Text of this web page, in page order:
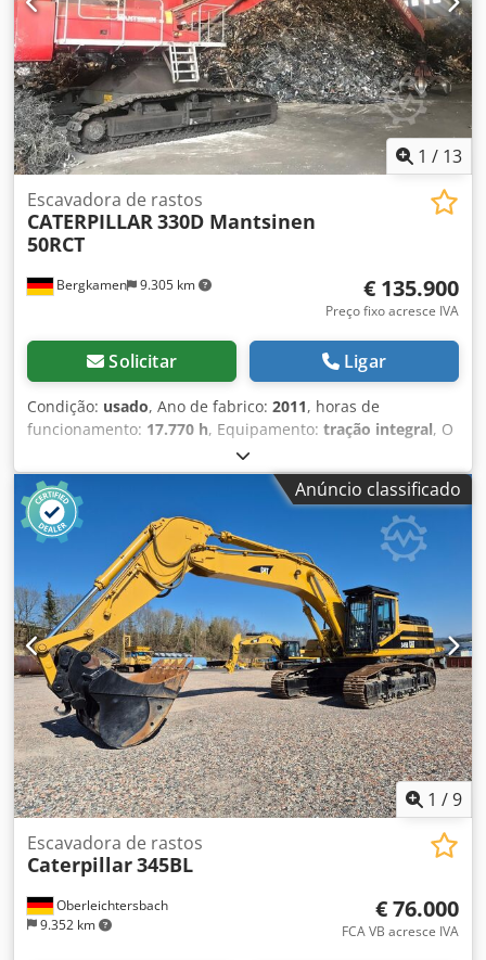
1 / 13
Bergkamen 9.305 km
Escavadora de rastos
CATERPILLAR330D Mantsinen
50RCT
€ 135.900
Preço fixo acresce IVA
Solicitar Ligar
Condição: usado, Ano de fabrico: 2011, horas de
funcionamento: 17.770 h, Equipamento: tração integral, O
Mantsinen 50 RCT é um manipulador de materiais pesado,
sobre esteiras (também chamado de escavadora de garra
ou "material handler"), fabricado pela finlandesa
Mantsinen. Aqui estão as principais características: Dodpfx
Aowz Uh Eolasck Dados técnicos & Áreas de aplicação *
Tipo de máquina: Manipulador de materiais sobre
esteiras, máquina base frequentemente baseada no raio
CAT 330/345, equipado com unidade de garra. * Peso:
aprox. 52.000 kg. * Alcance (horizontal): até 20 m. *
Capacidade de elevação: cerca de 7.500 kg. * Motor:
Caterpillar C9 com aprox. 195 kW de potência. * Tanque
hidráulico: 410 l, reservatório extra de óleo 315 l, tanque
de combustível: 618 l. * Velocidade de deslocamento: cerca
de 3,5 km/h.
Anúncio classificado
1 /9
Oberleichtersbach
9.352 km
Escavadora de rastos
Caterpillar345BL
€ 76.000
FCA VB acresce IVA